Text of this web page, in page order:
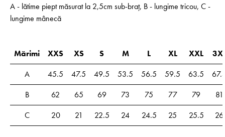
A - lătime piept măsurat la 2,5cm sub-braț, B - lungime tricou, C -
lungime mânecă
Mărimi XXS XS S M L XL XXL
A
45.5 47.5 49.5 53.5 56.5 59.5 63.5
B
62 65 69 73 75 77 79
81
C
20 21 22.5 24 24.5 25 25.5 26